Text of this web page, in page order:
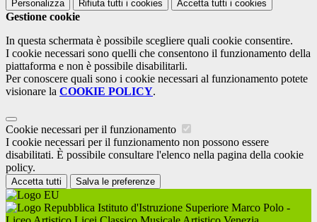
Personalizza Rifiuta tutti i cookies Accetta tutti i cookies
Gestione cookie
In questa schermata è possibile scegliere quali cookie consentire.
I cookie necessari sono quelli che consentono il funzionamento della
piattaforma e non è possibile disabilitarli.
Per conoscere quali sono i cookie necessari al funzionamento potete
visionare la COOKIE POLICY.
Cookie necessari per il funzionamento
I cookie necessari per il funzionamento non possono essere
disabilitati. È possibile consultare l'elenco nella pagina della cookie
policy.
Accetta tutti Salva le preferenze
Istituto d'Istruzione Superiore Marco Polo -